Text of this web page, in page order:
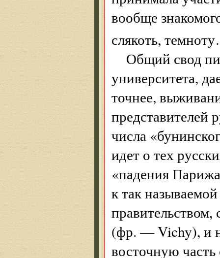
вообще
слякоть,
Общий свод
университета,
точнее,
представителей
числа
идет о тех
«падения
к так
(фр. — Vichy), и
восточную